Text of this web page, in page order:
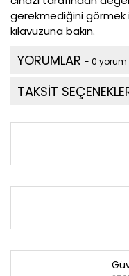
gerekmediğini görmek
kılavuzuna bakın.
YORUMLAR - 0 yorum
TAKSİT